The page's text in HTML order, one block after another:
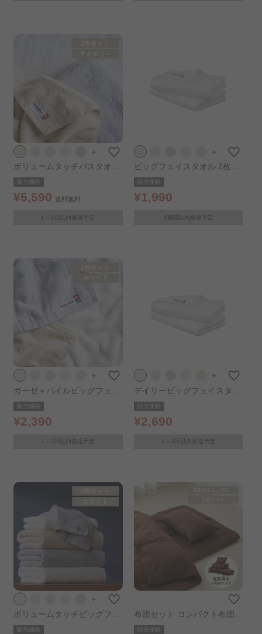
＋
ボリュームタッチバスタオル
2枚セット アイボリー
販売価格
¥5,590 送料無料
1～3日以内発送予定
＋
ビッグフェイスタオル 2枚セ
ット ホワイト
販売価格
¥1,990
1週間以内発送予定
＋
ガーゼ＋パイルビッグフェイ
スタオル 2枚セット ホワイト
販売価格
¥2,390
1～3日以内発送予定
＋
デイリービッグフェイスタオ
ル 2枚セット ホワイト
販売価格
¥2,690
1～3日以内発送予定
＋
ボリュームタッチビッグフェ
イスタオル 2枚セット ホワイ
販売価格
布団セット コンパクト布団 5
点セット シングル KFS-C5S
販売価格